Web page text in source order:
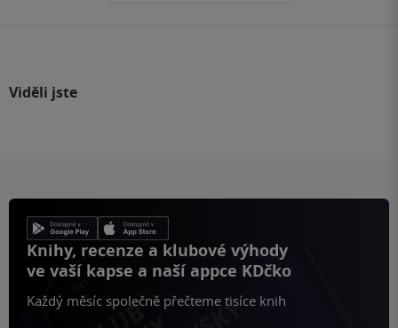
Viděli jste
Knihy, recenze a klubové výhody
ve vaší kapse a naší appce KDčko
Každý měsíc společně přečteme tisíce knih